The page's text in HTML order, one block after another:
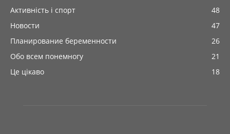
Активність і спорт
48
Новости
47
Планирование беременности
26
Обо всем понемногу
21
Це цікаво
18